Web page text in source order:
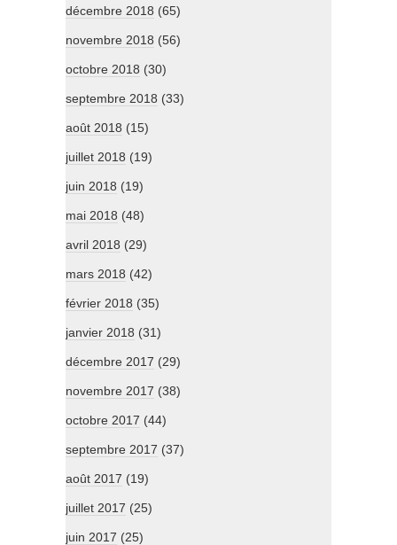
décembre 2018 (65)
novembre 2018 (56)
octobre 2018 (30)
septembre 2018 (33)
août 2018 (15)
juillet 2018 (19)
juin 2018 (19)
mai 2018 (48)
avril 2018 (29)
mars 2018 (42)
février 2018 (35)
janvier 2018 (31)
décembre 2017 (29)
novembre 2017 (38)
octobre 2017 (44)
septembre 2017 (37)
août 2017 (19)
juillet 2017 (25)
juin 2017 (25)